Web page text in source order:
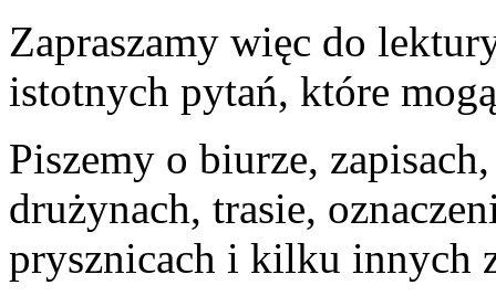
Zapraszamy więc do
istotnych pytań, które
Piszemy o biurze,
drużynach, trasie,
prysznicach i kilku innych